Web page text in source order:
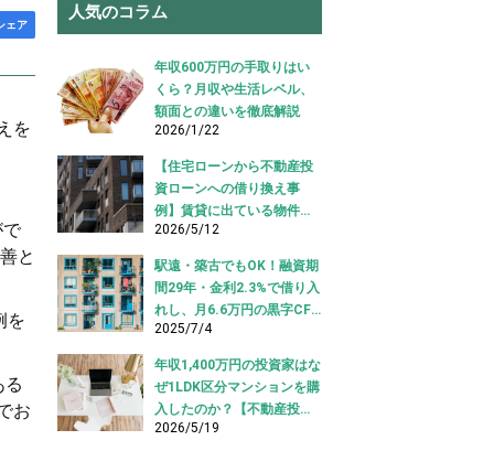
ェア
を
と
を
お
人気のコラム
年収600万円の手取りはい
くら？月収や生活レベル、
額面との違いを徹底解説
2026/1/22
【住宅ローンから不動産投
資ローンへの借り換え事
例】賃貸に出ている物件を
適切な投資ローンへ切り替
え！
2026/5/12
駅遠・築古でもOK！融資期
間29年・金利2.3%で借り入
れし、月6.6万円の黒字CF
を実現【不動産投資ロー
ン】
2025/7/4
年収1,400万円の投資家はな
ぜ1LDK区分マンションを購
入したのか？【不動産投資
購入事例】
2026/5/19